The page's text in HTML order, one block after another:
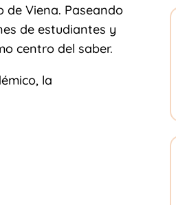
Viena. Paseando
de estudiantes y
centro del saber.
la